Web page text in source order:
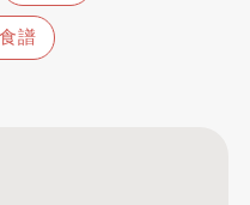
食譜